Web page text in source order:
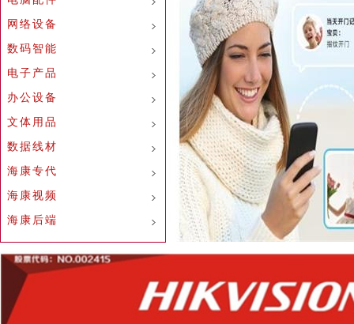
网络设备
数码智能
电子产品
办公设备
文体用品
数据线材
海康专代
海康视频
海康后端